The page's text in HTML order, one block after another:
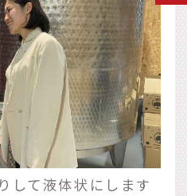
して液体状にします